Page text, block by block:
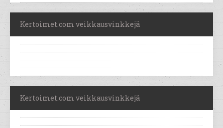
Kertoimet.com veikkausvinkkejä
Kertoimet.com veikkausvinkkejä